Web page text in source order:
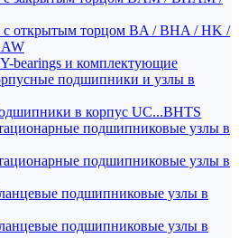
открытым торцом BA / BHA / HK /
bearings и комплектующие
подшипники и узлы в
в корпус UC...BHTS
подшипниковые узлы в
подшипниковые узлы в
подшипниковые узлы в
подшипниковые узлы в